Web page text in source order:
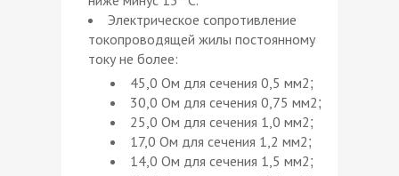
Электрическое сопротивление
токопроводящей жилы постоянному
току не более:
45,0 Ом для сечения 0,5 мм2;
30,0 Ом для сечения 0,75 мм2;
25,0 Ом для сечения 1,0 мм2;
17,0 Ом для сечения 1,2 мм2;
14,0 Ом для сечения 1,5 мм2;